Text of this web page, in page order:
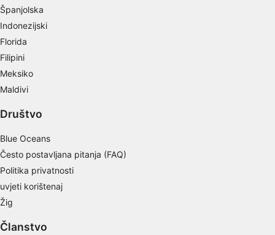
Španjolska
Indonezijski
Florida
Filipini
Meksiko
Maldivi
Društvo
Blue Oceans
Često postavljana pitanja (FAQ)
Politika privatnosti
uvjeti korištenaj
Žig
Članstvo